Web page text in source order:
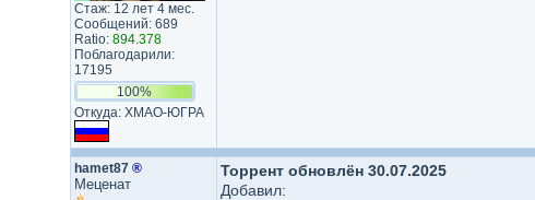
Стаж: 12 лет 4 мес.
Сообщений: 689
Ratio: 894.378
Поблагодарили:
17195
100%
Откуда: ХМАО-ЮГРА
hamet87 ®
Меценат
Торрент обновлён 30.07.2025
Добавил: